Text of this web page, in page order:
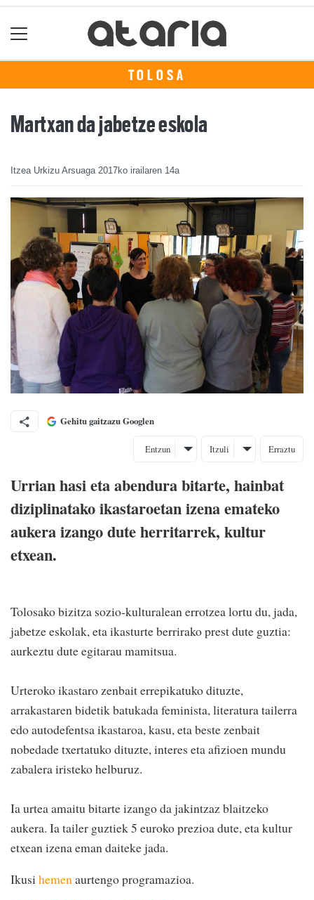
TOLOSA
Martxan da jabetze eskola
Itzea Urkizu Arsuaga 2017ko irailaren 14a
Gehitu gaitzazu Googlen
Entzun Itzuli Erraztu
Urrian hasi eta abendura bitarte, hainbat
diziplinatako ikastaroetan izena emateko
aukera izango dute herritarrek, kultur
etxean.
Tolosako bizitza sozio-kulturalean errotzea lortu du, jada,
jabetze eskolak, eta ikasturte berrirako prest dute guztia:
aurkeztu dute egitarau mamitsua.
Urteroko ikastaro zenbait errepikatuko dituzte,
arrakastaren bidetik batukada feminista, literatura tailerra
edo autodefentsa ikastaroa, kasu, eta beste zenbait
nobedade txertatuko dituzte, interes eta afizioen mundu
zabalera iristeko helburuz.
Ia urtea amaitu bitarte izango da jakintzaz blaitzeko
aukera. Ia tailer guztiek 5 euroko prezioa dute, eta kultur
etxean izena eman daiteke jada.
Ikusihemenaurtengo programazioa.